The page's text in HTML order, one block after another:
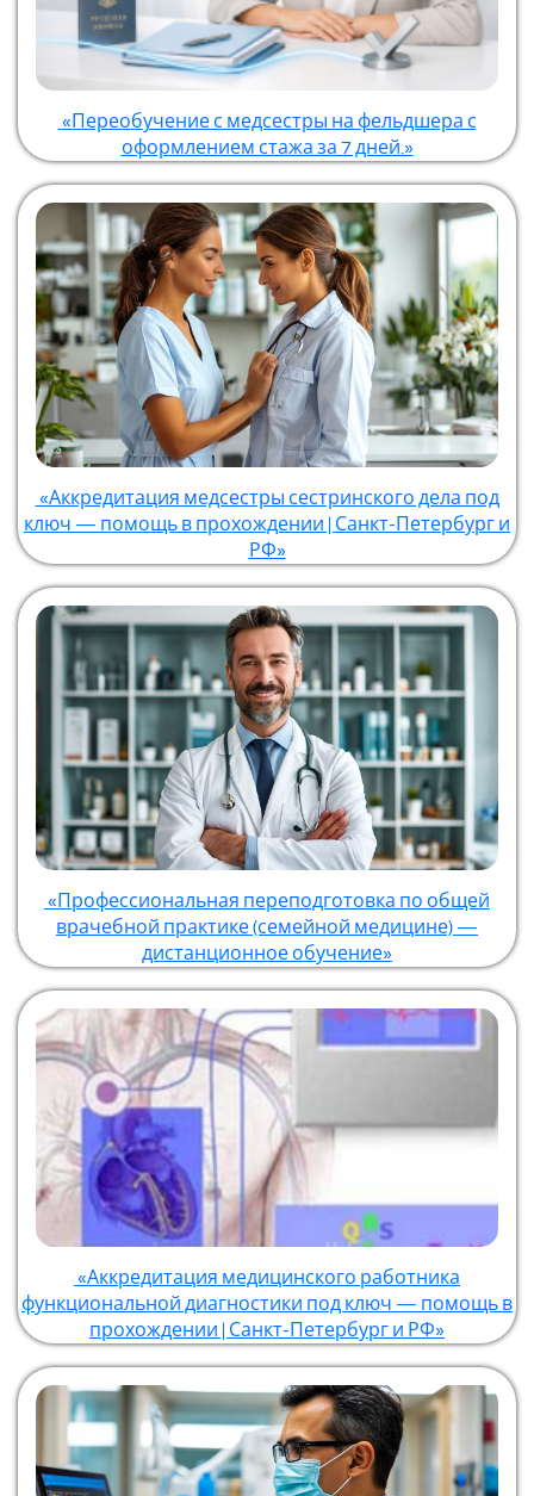
«Переобучение с медсестры на фельдшера с
оформлением стажа за 7 дней.»
«Аккредитация медсестры сестринского дела под
ключ — помощь в прохождении | Санкт-Петербург и
РФ»
«Профессиональная переподготовка по общей
врачебной практике (семейной медицине) —
дистанционное обучение»
«Аккредитация медицинского работника
функциональной диагностики под ключ — помощь в
прохождении | Санкт-Петербург и РФ»